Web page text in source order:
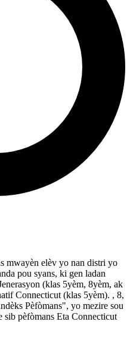
mwayèn elèv yo nan distri yo
pou syans, ki gen ladan
(klas 5yèm, 8yèm, ak
Connecticut (klas 5yèm). , 8,
Pèfòmans", yo mezire sou
pèfòmans Eta Connecticut